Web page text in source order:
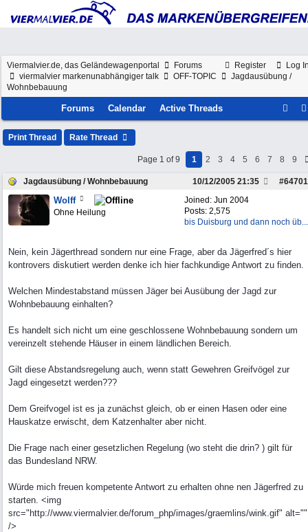
Register Log
Viermalvier.de, das Geländewagenportal
Forums
viermalvier markenunabhängiger talk
OFF-TOPIC
Jagdausübung /
Wohnbebauung
Forums Calendar Active Threads
Print Thread Rate Thread
Page 1 of 9 1 2 3 4 5 6 7 8 9
Jagdausübung / Wohnbebauung #64701
10/12/2005 21:35
Joined: Jun 2004
Posts: 2,575
bis Duisburg und dann noch üb...
Wolff
Ohne Heilung
Nein, kein Jägerthread sondern nur eine Frage, aber da Jägerfred´s hier
kontrovers diskutiert werden denke ich hier fachkundige Antwort zu finden.
Welchen Mindestabstand müssen Jäger bei Ausübung der Jagd zur
Wohnbebauung einhalten?
Es handelt sich nicht um eine geschlossene Wohnbebauung sondern um
vereinzelt stehende Häuser in einem ländlichen Bereich.
Gilt diese Abstandsregelung auch, wenn statt Gewehren Greifvögel zur
Jagd eingesetzt werden???
Dem Greifvogel ist es ja zunächst gleich, ob er einen Hasen oder eine
Hauskatze erwischt, dem Katzenhalter aber nicht.
Die Frage nach einer gesetzlichen Regelung (wo steht die drin? ) gilt für
das Bundesland NRW.
Würde mich freuen kompetente Antwort zu erhalten ohne nen Jägerfred zu
starten. <img
src="http://www.viermalvier.de/forum_php/images/graemlins/wink.gif" alt=""
/>